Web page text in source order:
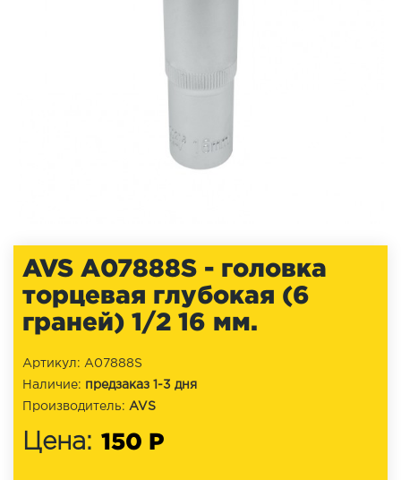
AVS A07888S - головка
торцевая глубокая (6
граней) 1/2 16 мм.
Артикул: A07888S
Наличие: предзаказ 1-3 дня
Производитель: AVS
Цена: 150 Р